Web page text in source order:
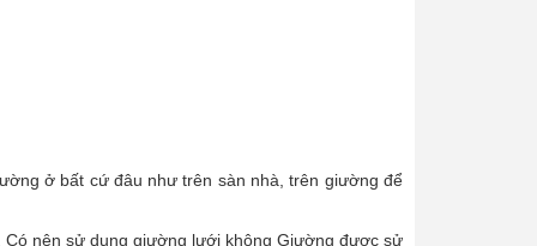
ở bất cứ đâu như trên sàn nhà, trên giường để
nên sử dụng giường lưới không Giường được sử